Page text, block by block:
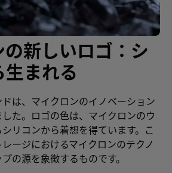
の新しいロゴ：シ
生まれる
は、マイクロンのイノベーション
た。ロゴの色は、マイクロンのウ
リコンから着想を得ています。こ
ージにおけるマイクロンのテクノ
の源を象徴するものです。